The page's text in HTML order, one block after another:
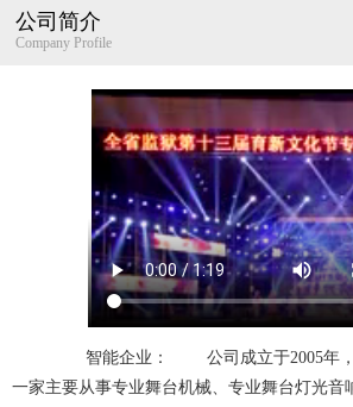
公司简介
Company Profile
智能企业： 公司成立于2005年，
一家主要从事专业舞台机械、专业舞台灯光音